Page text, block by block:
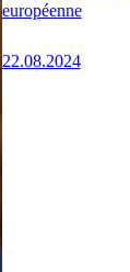
européenne
22.08.2024